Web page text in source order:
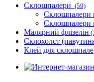
важких шпалер.
Склошпалери (59)
Склошпалери
Склошпалери
Малярний флізелін
Склохолст
Клей для